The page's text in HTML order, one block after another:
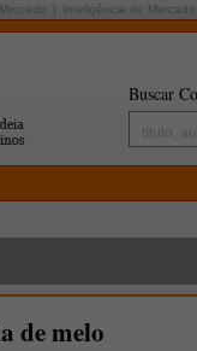
Inteligência de Mercado
Buscar
de melo